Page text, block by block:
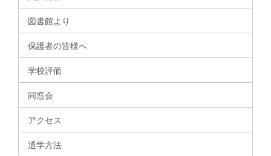
図書館より
保護者の皆様へ
学校評価
同窓会
アクセス
通学方法